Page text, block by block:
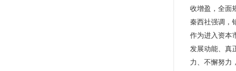
收增盈，全面
秦西社强调，
作为进入资本
发展动能、真
力、不懈努力